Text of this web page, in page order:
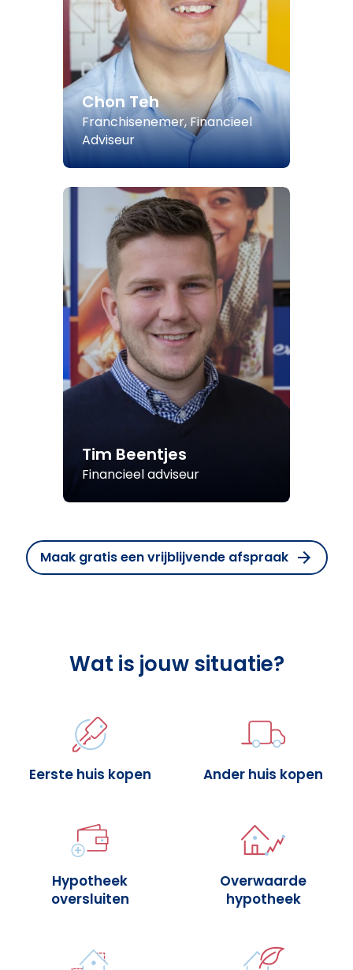
Chon Teh
Franchisenemer, Financieel
Adviseur
Tim Beentjes
Financieel adviseur
Maak gratis een vrijblijvende afspraak
Wat is jouw situatie?
Eerste huis kopen Ander huis kopen
Hypotheek
oversluiten
Overwaarde
hypotheek